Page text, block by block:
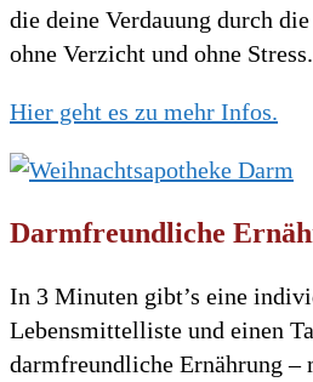
die deine Verdauung durch
ohne Verzicht und ohne Stress.
Hier geht es zu mehr Infos.
Darmfreundliche
In 3 Minuten gibt’s eine
Lebensmittelliste und einen
darmfreundliche Ernährung